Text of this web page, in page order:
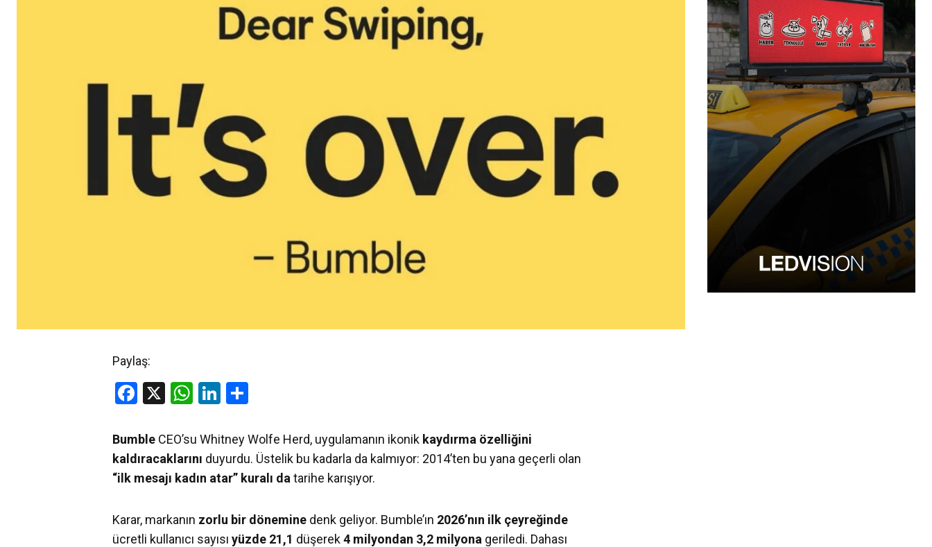
Paylaş:
Facebook
X WhatsApp
LinkedIn
Bumble CEO’su Whitney Wolfe Herd, uygulamanın ikonik kaydırma özelliğini
kaldıracaklarını duyurdu. Üstelik bu kadarla da kalmıyor: 2014’ten bu yana geçerli olan
“ilk mesajı kadın atar” kuralı da tarihe karışıyor.
Karar, markanın zorlu bir dönemine denk geliyor. Bumble’ın 2026’nın ilk çeyreğinde
ücretli kullanıcı sayısı yüzde 21,1 düşerek4 milyondan 3,2 milyona geriledi. Dahası